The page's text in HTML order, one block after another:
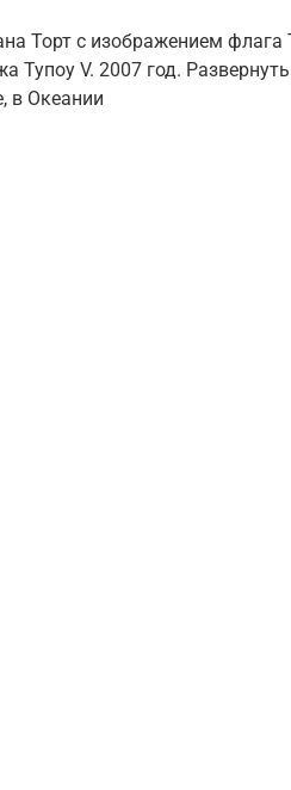
Торт с изображением
Тупоу V. 2007 год.
в Океании